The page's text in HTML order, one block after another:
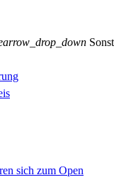
arrow_drop_down
sich zum Open